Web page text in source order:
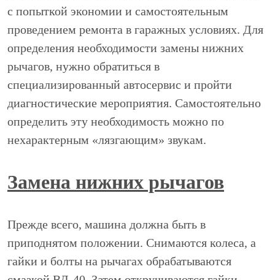
с попыткой экономии и самостоятельным
проведением ремонта в гаражных условиях. Для
определения необходимости замены нижних
рычагов, нужно обратиться в
специализированный автосервис и пройти
диагностические мероприятия. Самостоятельно
определить эту необходимость можно по
нехарактерным «лязгающим» звукам.
Замена нижних рычагов
Прежде всего, машина должна быть в
приподнятом положении. Снимаются колеса, а
гайки и болты на рычагах обрабатываются